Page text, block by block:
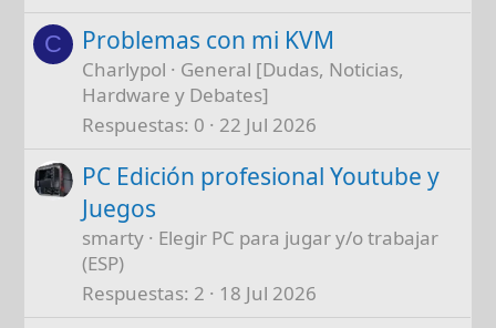
C Problemas con mi KVM
Charlypol
General [Dudas, Noticias,
Hardware y Debates]
Respuestas 0 22 Jul 2026
PC Edición profesional Youtube y
Juegos
smarty
Elegir PC para jugar y/o trabajar
(ESP)
Respuestas 2 18 Jul 2026